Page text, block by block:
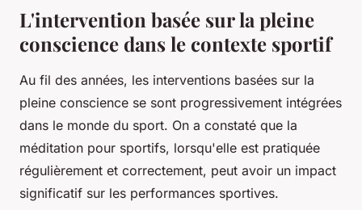
L'intervention basée sur la pleine
conscience dans le contexte sportif
Au fil des années, les interventions basées sur la
pleine conscience se sont progressivement intégrées
dans le monde du sport. On a constaté que la
méditation pour sportifs, lorsqu'elle est pratiquée
régulièrement et correctement, peut avoir un impact
significatif sur les performances sportives.